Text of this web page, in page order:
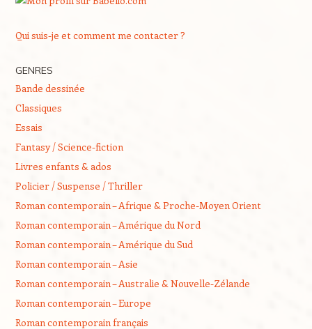
Qui suis-je et comment me contacter ?
GENRES
Bande dessinée
Classiques
Essais
Fantasy / Science-fiction
Livres enfants & ados
Policier / Suspense / Thriller
Roman contemporain – Afrique & Proche-Moyen Orient
Roman contemporain – Amérique du Nord
Roman contemporain – Amérique du Sud
Roman contemporain – Asie
Roman contemporain – Australie & Nouvelle-Zélande
Roman contemporain – Europe
Roman contemporain français